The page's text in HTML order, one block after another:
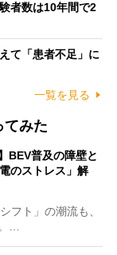
者数は10年間で2
て「患者不足」に
一覧を見る
てみた
BEV普及の障壁と
のストレス」解
フト」の潮流も、
…